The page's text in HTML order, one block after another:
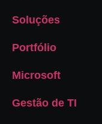
Soluções
Portfólio
Microsoft
Gestão de TI